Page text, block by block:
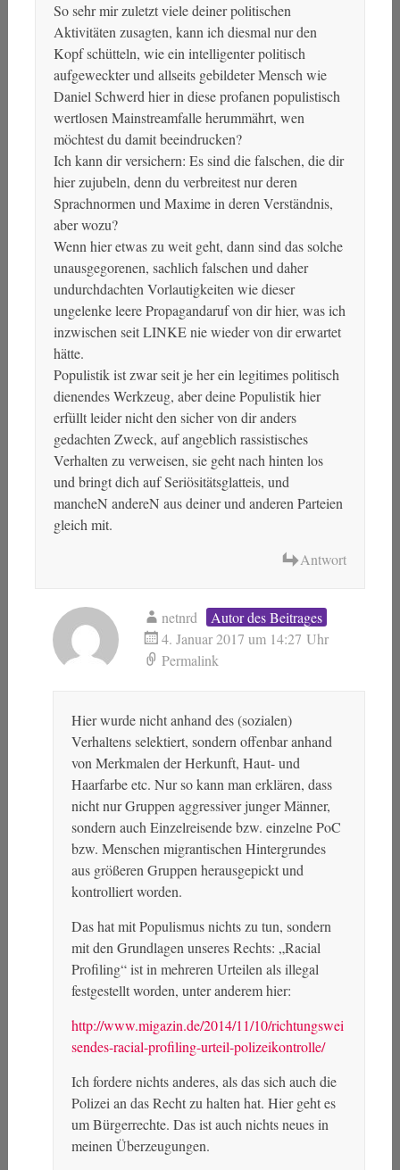
So sehr mir zuletzt viele deiner politischen
Aktivitäten zusagten, kann ich diesmal nur den
Kopf schütteln, wie ein intelligenter politisch
aufgeweckter und allseits gebildeter Mensch wie
Daniel Schwerd hier in diese profanen populistisch
wertlosen Mainstreamfalle herummährt, wen
möchtest du damit beeindrucken?
Ich kann dir versichern: Es sind die falschen, die dir
hier zujubeln, denn du verbreitest nur deren
Sprachnormen und Maxime in deren Verständnis,
aber wozu?
Wenn hier etwas zu weit geht, dann sind das solche
unausgegorenen, sachlich falschen und daher
undurchdachten Vorlautigkeiten wie dieser
ungelenke leere Propagandaruf von dir hier, was ich
inzwischen seit LINKE nie wieder von dir erwartet
hätte.
Populistik ist zwar seit je her ein legitimes politisch
dienendes Werkzeug, aber deine Populistik hier
erfüllt leider nicht den sicher von dir anders
gedachten Zweck, auf angeblich rassistisches
Verhalten zu verweisen, sie geht nach hinten los
und bringt dich auf Seriösitätsglatteis, und
mancheN andereN aus deiner und anderen Parteien
gleich mit.
Antwort
netnrd
Autor des Beitrages
4. Januar 2017 um 14:27 Uhr
Permalink
Hier wurde nicht anhand des (sozialen)
Verhaltens selektiert, sondern offenbar anhand
von Merkmalen der Herkunft, Haut- und
Haarfarbe etc. Nur so kann man erklären, dass
nicht nur Gruppen aggressiver junger Männer,
sondern auch Einzelreisende bzw. einzelne PoC
bzw. Menschen migrantischen Hintergrundes
aus größeren Gruppen herausgepickt und
kontrolliert worden.
Das hat mit Populismus nichts zu tun, sondern
mit den Grundlagen unseres Rechts: „Racial
Profiling“ ist in mehreren Urteilen als illegal
festgestellt worden, unter anderem hier:
http://www.migazin.de/2014/11/10/richtungswei
sendes-racial-profiling-urteil-polizeikontrolle/
Ich fordere nichts anderes, als das sich auch die
Polizei an das Recht zu halten hat. Hier geht es
um Bürgerrechte. Das ist auch nichts neues in
meinen Überzeugungen.